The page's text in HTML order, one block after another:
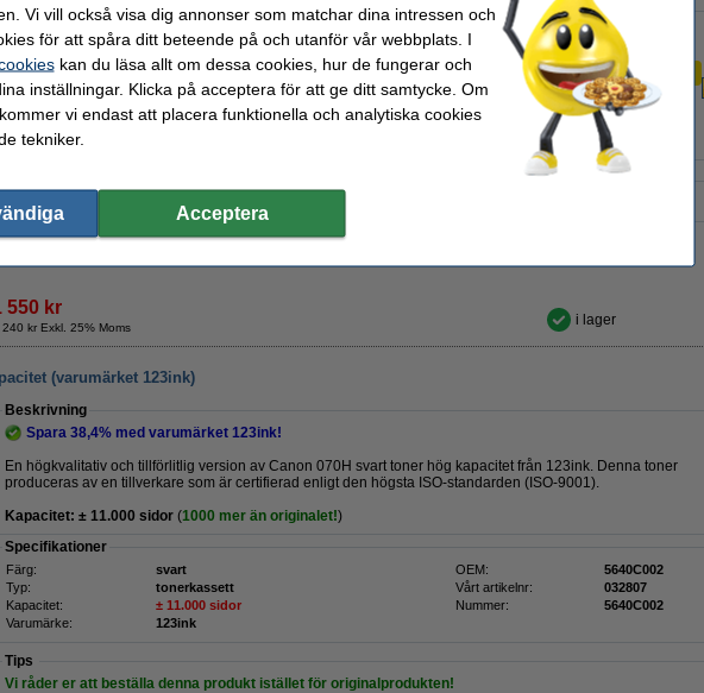
Spara38,4%med varumärket 123ink!
Canon 070H svart toner hög kapacitet (varumärket 123ink)
1 050 kr
Per sida
0,10 kr
Vi rekommenderar motsvarande produkt med varumärket 123ink!
550 kr
240 kr Exkl. 25% Moms i lager
(varumärket 123ink)
Beskrivning
Spara 38,4% med varumärket 123ink!
En högkvalitativ och tillförlitlig version av Canon 070H svart toner hög kapacitet från 123ink. Denna toner
produceras av en tillverkare som är certifierad enligt den högsta ISO-standarden (ISO-9001).
Kapacitet: ± 11.000 sidor (1000 mer än originalet!)
Specifikationer
Färg: svart OEM:
5640C002
Typ:
tonerkassett Vårt artikelnr:
032807
Kapacitet:
± 11.000 sidor Nummer:
5640C002
Varumärke:
123ink
Tips
Vi råder er att beställa denna produkt istället för originalprodukten!
Vi vill också visa dig annonser som matchar dina intressen och
för att spåra ditt beteende på och utanför vår webbplats. I
kan du läsa allt om dessa cookies, hur de fungerar och
inställningar. Klicka på acceptera för att ge ditt samtycke. Om
vi endast att placera funktionella och analytiska cookies
tekniker.
Acceptera